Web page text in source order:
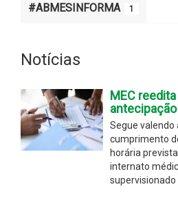
#ABMESINFORMA 1
Notícias
MEC
Segue valendo
cumprimento
horária
internato
supervisionado